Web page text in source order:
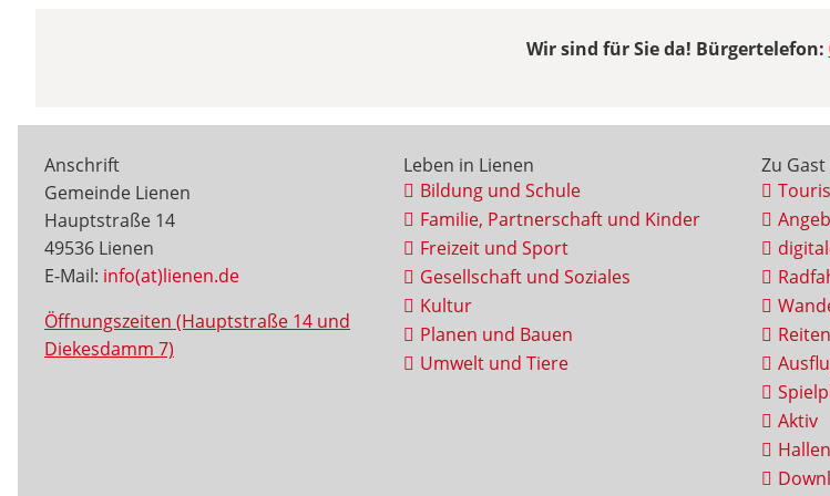
Wir sind für Sie da! Bürgertelefon:
Anschrift
Gemeinde Lienen
Hauptstraße 14
49536 Lienen
E-Mail: info(at)lienen.de
Öffnungszeiten (Hauptstraße 14 und
Diekesdamm 7)
Leben in Lienen
Bildung und Schule
Familie, Partnerschaft und Kinder
Freizeit und Sport
Gesellschaft und Soziales
Kultur
Planen und Bauen
Umwelt und Tiere
Zu
Reiten
Aktiv